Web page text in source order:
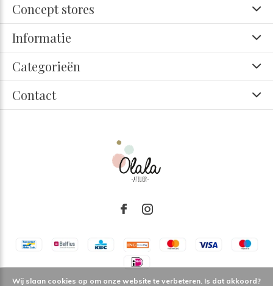
Concept stores
Informatie
Categorieën
Contact
Wij slaan cookies op om onze website te verbeteren. Is dat akkoord?